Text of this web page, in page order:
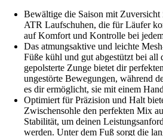
Bewältige die Saison mit Zuversicht
ATR Laufschuhen, die für Läufer
auf Komfort und Kontrolle bei
Das atmungsaktive und leichte
Füße kühl und gut abgestützt bei all
gepolsterte Zunge bietet dir
ungestörte Bewegungen, während
es dir ermöglicht, sie mit einem
Optimiert für Präzision und Halt
Zwischensohle den perfekten Mix
Stabilität, um deinen
werden. Unter dem Fuß sorgt die